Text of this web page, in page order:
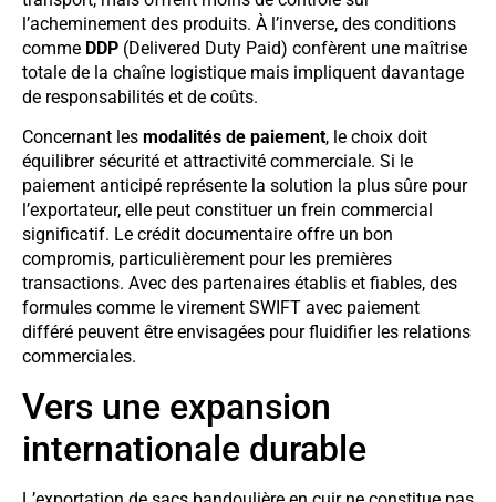
l’acheminement des produits. À l’inverse, des conditions
comme DDP (Delivered Duty Paid) confèrent une maîtrise
totale de la chaîne logistique mais impliquent davantage
de responsabilités et de coûts.
Concernant les modalités de paiement, le choix doit
équilibrer sécurité et attractivité commerciale. Si le
paiement anticipé représente la solution la plus sûre pour
l’exportateur, elle peut constituer un frein commercial
significatif. Le crédit documentaire offre un bon
compromis, particulièrement pour les premières
transactions. Avec des partenaires établis et fiables, des
formules comme le virement SWIFT avec paiement
différé peuvent être envisagées pour fluidifier les relations
commerciales.
Vers une expansion
internationale durable